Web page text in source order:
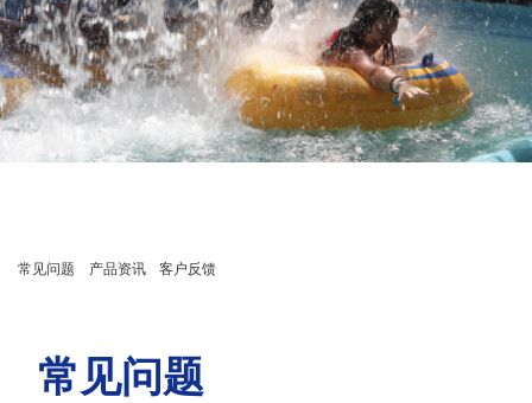
常见问题 产品资讯 客户反馈
常见问题